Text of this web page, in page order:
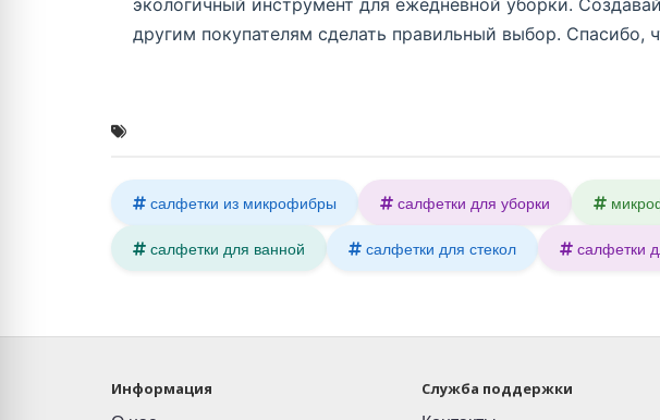
экологичный инструмент для ежедневной уборки.
другим покупателям сделать правильный выбор. Спасибо,
салфетки из микрофибры салфетки для уборки
салфетки для ванной салфетки для стекол салфетки
Информация Служба поддержки